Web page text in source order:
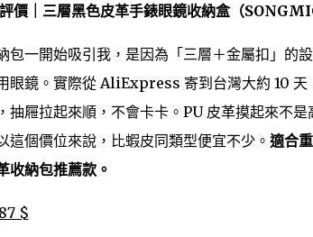
價｜三層黑色皮革手錶眼鏡收納盒（
包一開始吸引我，是因為「三層＋金屬扣」的
眼鏡。實際從 AliExpress 寄到台灣大約 10 天
抽屜拉起來順，不會卡卡。PU 皮革摸起來不
這個價位來說，比蝦皮同類型便宜不少。 適合
收納包推薦款。
$